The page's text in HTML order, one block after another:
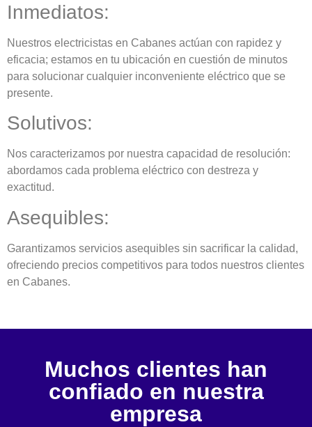
Inmediatos:
Nuestros electricistas en Cabanes actúan con rapidez y
eficacia; estamos en tu ubicación en cuestión de minutos
para solucionar cualquier inconveniente eléctrico que se
presente.
Solutivos:
Nos caracterizamos por nuestra capacidad de resolución:
abordamos cada problema eléctrico con destreza y
exactitud.
Asequibles:
Garantizamos servicios asequibles sin sacrificar la calidad,
ofreciendo precios competitivos para todos nuestros clientes
en Cabanes.
Muchos clientes han
confiado en nuestra
empresa